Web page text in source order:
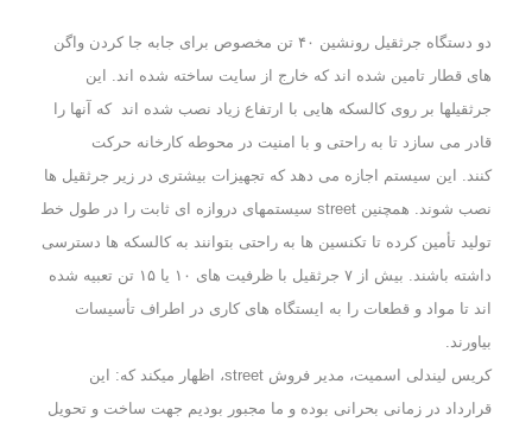
دو دستگاه جرثقیل رونشین ۴۰ تن مخصوص برای جابه جا کردن واگن
های قطار تامین شده اند که خارج از سایت ساخته شده اند. این
جرثقیلها بر روی کالسکه هایی با ارتفاع زیاد نصب شده اند که آنها را
قادر می سازد تا به راحتی و با امنیت در محوطه کارخانه حرکت
کنند.
این سیستم اجازه می دهد که تجهیزات بیشتری در زیر جرثقیل ها
نصب شوند. همچنین street سیستمهای دروازه ای ثابت را در طول خط
تولید تأمین کرده تا تکنسین ها به راحتی بتوانند به کالسکه ها دسترسی
داشته باشند.
بیش از ۷ جرثقیل با ظرفیت های ۱۰ یا ۱۵ تن تعبیه شده
اند تا مواد و قطعات را به ایستگاه های کاری در اطراف تأسیسات
بیاورند.
کریس لیندلی اسمیت، مدیر فروش street، اظهار میکند که: این
قرارداد در زمانی بحرانی بوده و ما مجبور بودیم جهت ساخت و تحویل